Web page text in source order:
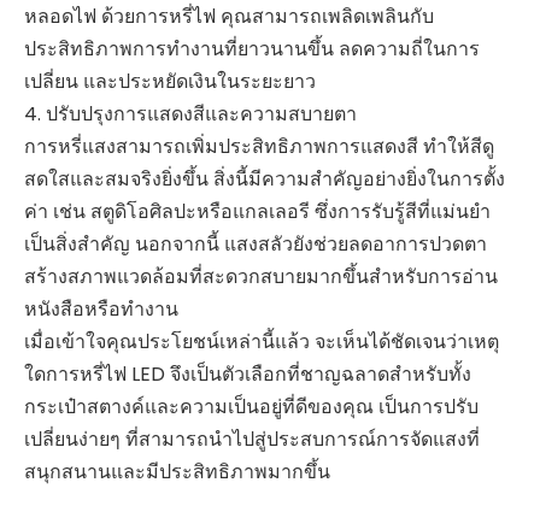
หลอดไฟ ด้วยการหรี่ไฟ คุณสามารถเพลิดเพลินกับ
ประสิทธิภาพการทำงานที่ยาวนานขึ้น ลดความถี่ในการ
เปลี่ยน และประหยัดเงินในระยะยาว
4. ปรับปรุงการแสดงสีและความสบายตา
การหรี่แสงสามารถเพิ่มประสิทธิภาพการแสดงสี ทำให้สีดู
สดใสและสมจริงยิ่งขึ้น สิ่งนี้มีความสำคัญอย่างยิ่งในการตั้ง
ค่า เช่น สตูดิโอศิลปะหรือแกลเลอรี ซึ่งการรับรู้สีที่แม่นยำ
เป็นสิ่งสำคัญ นอกจากนี้ แสงสลัวยังช่วยลดอาการปวดตา
สร้างสภาพแวดล้อมที่สะดวกสบายมากขึ้นสำหรับการอ่าน
หนังสือหรือทำงาน
เมื่อเข้าใจคุณประโยชน์เหล่านี้แล้ว จะเห็นได้ชัดเจนว่าเหตุ
ใดการหรี่ไฟ LED จึงเป็นตัวเลือกที่ชาญฉลาดสำหรับทั้ง
กระเป๋าสตางค์และความเป็นอยู่ที่ดีของคุณ เป็นการปรับ
เปลี่ยนง่ายๆ ที่สามารถนำไปสู่ประสบการณ์การจัดแสงที่
สนุกสนานและมีประสิทธิภาพมากขึ้น